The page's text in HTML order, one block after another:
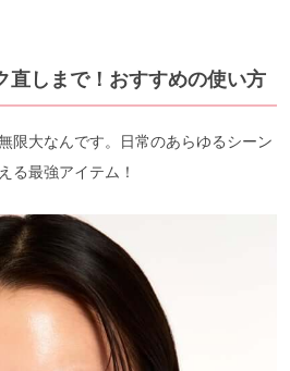
直しまで！おすすめの使い方
限大なんです。日常のあらゆるシーン
る最強アイテム！